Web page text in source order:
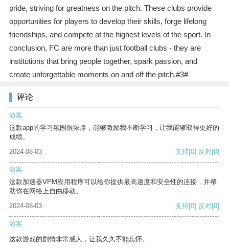
pride, striving for greatness on the pitch. These clubs provide
opportunities for players to develop their skills, forge lifelong
friendships, and compete at the highest levels of the sport. In
conclusion, FC are more than just football clubs - they are
institutions that bring people together, spark passion, and
create unforgettable moments on and off the pitch.#3#
评论
游客
这款app的学习氛围很浓厚，能够激励我不断学习，让我能够取得更好的
成绩。
2024-08-03
支持[0] 反对[0]
游客
这款加速器VPM应用程序可以给你提供最高速度和安全性的连接，并帮
助你在网络上自由移动。
2024-08-03
支持[0] 反对[0]
游客
这款游戏的剧情非常感人，让我久久不能忘怀。